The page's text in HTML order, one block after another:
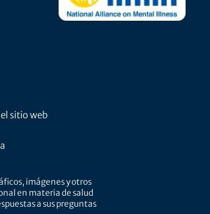
sitio web
imágenes y otros
en materia de salud
a sus preguntas